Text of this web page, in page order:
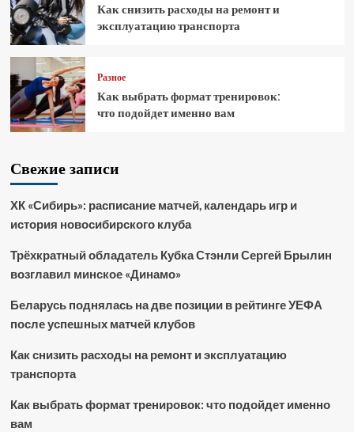
Как снизить расходы на ремонт и
эксплуатацию транспорта
Разное
Как выбрать формат тренировок:
что подойдет именно вам
Свежие записи
ХК «Сибирь»: расписание матчей, календарь игр и
история новосибирского клуба
Трёхкратный обладатель Кубка Стэнли Сергей Брылин
возглавил минское «Динамо»
Беларусь поднялась на две позиции в рейтинге УЕФА
после успешных матчей клубов
Как снизить расходы на ремонт и эксплуатацию
транспорта
Как выбрать формат тренировок: что подойдет именно
вам